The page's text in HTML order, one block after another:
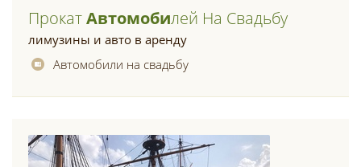
ПрокатАвтомобиЛей На Свадьбу
лимузины и авто в аренду
Автомобили на свадьбу